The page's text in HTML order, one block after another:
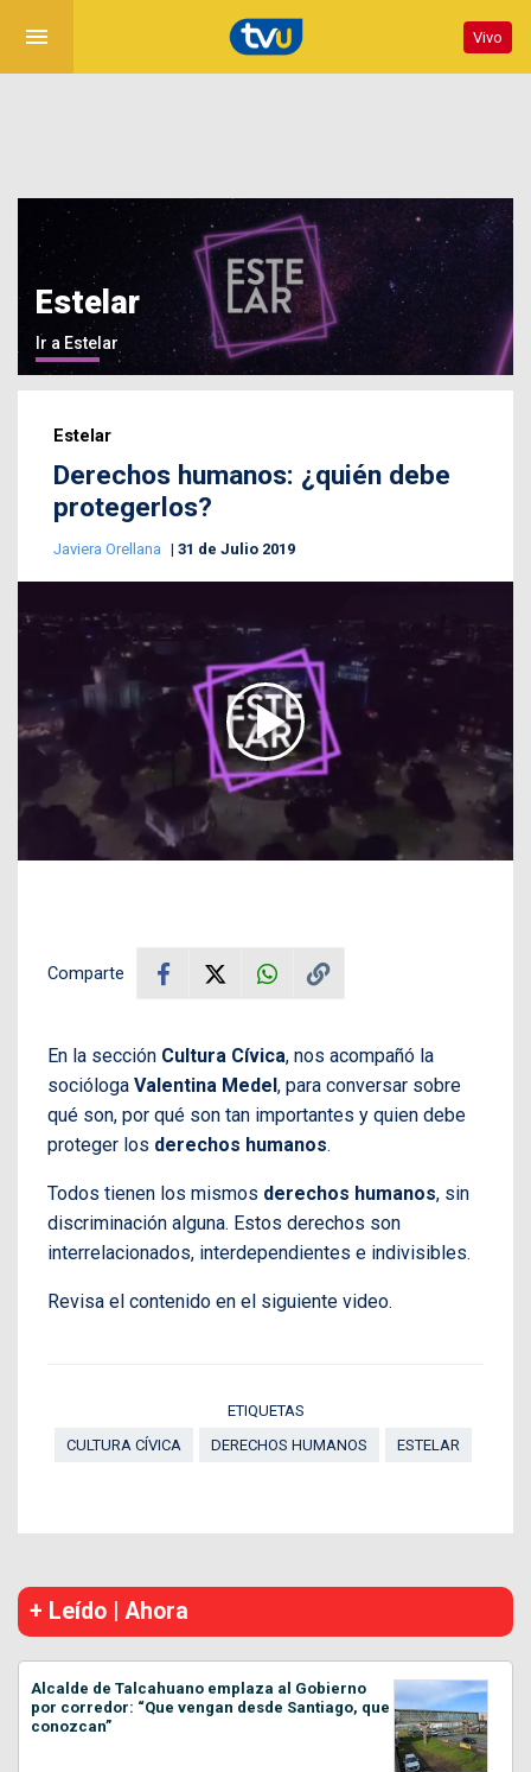
menu Vivo
Estelar
Ir a Estelar
Estelar
Derechos humanos: ¿quién debe
protegerlos?
Javiera Orellana 31 de Julio 2019
Comparte
En la sección Cultura Cívica, nos acompañó la
socióloga Valentina Medel, para conversar sobre
qué son, por qué son tan importantes y quien debe
proteger los derechos humanos.
Todos tienen los mismos derechos humanos, sin
discriminación alguna. Estos derechos son
interrelacionados, interdependientes e indivisibles.
Revisa el contenido en el siguiente video.
ETIQUETAS
CULTURA CÍVICA
DERECHOS HUMANOS ESTELAR
+ Leído | Ahora
Alcalde de Talcahuano emplaza al Gobierno
por corredor: “Que vengan desde Santiago, que
conozcan”